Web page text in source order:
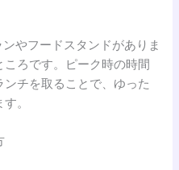
やフードスタンドがありま
ろです。ピーク時の時間
チを取ることで、ゆった
。